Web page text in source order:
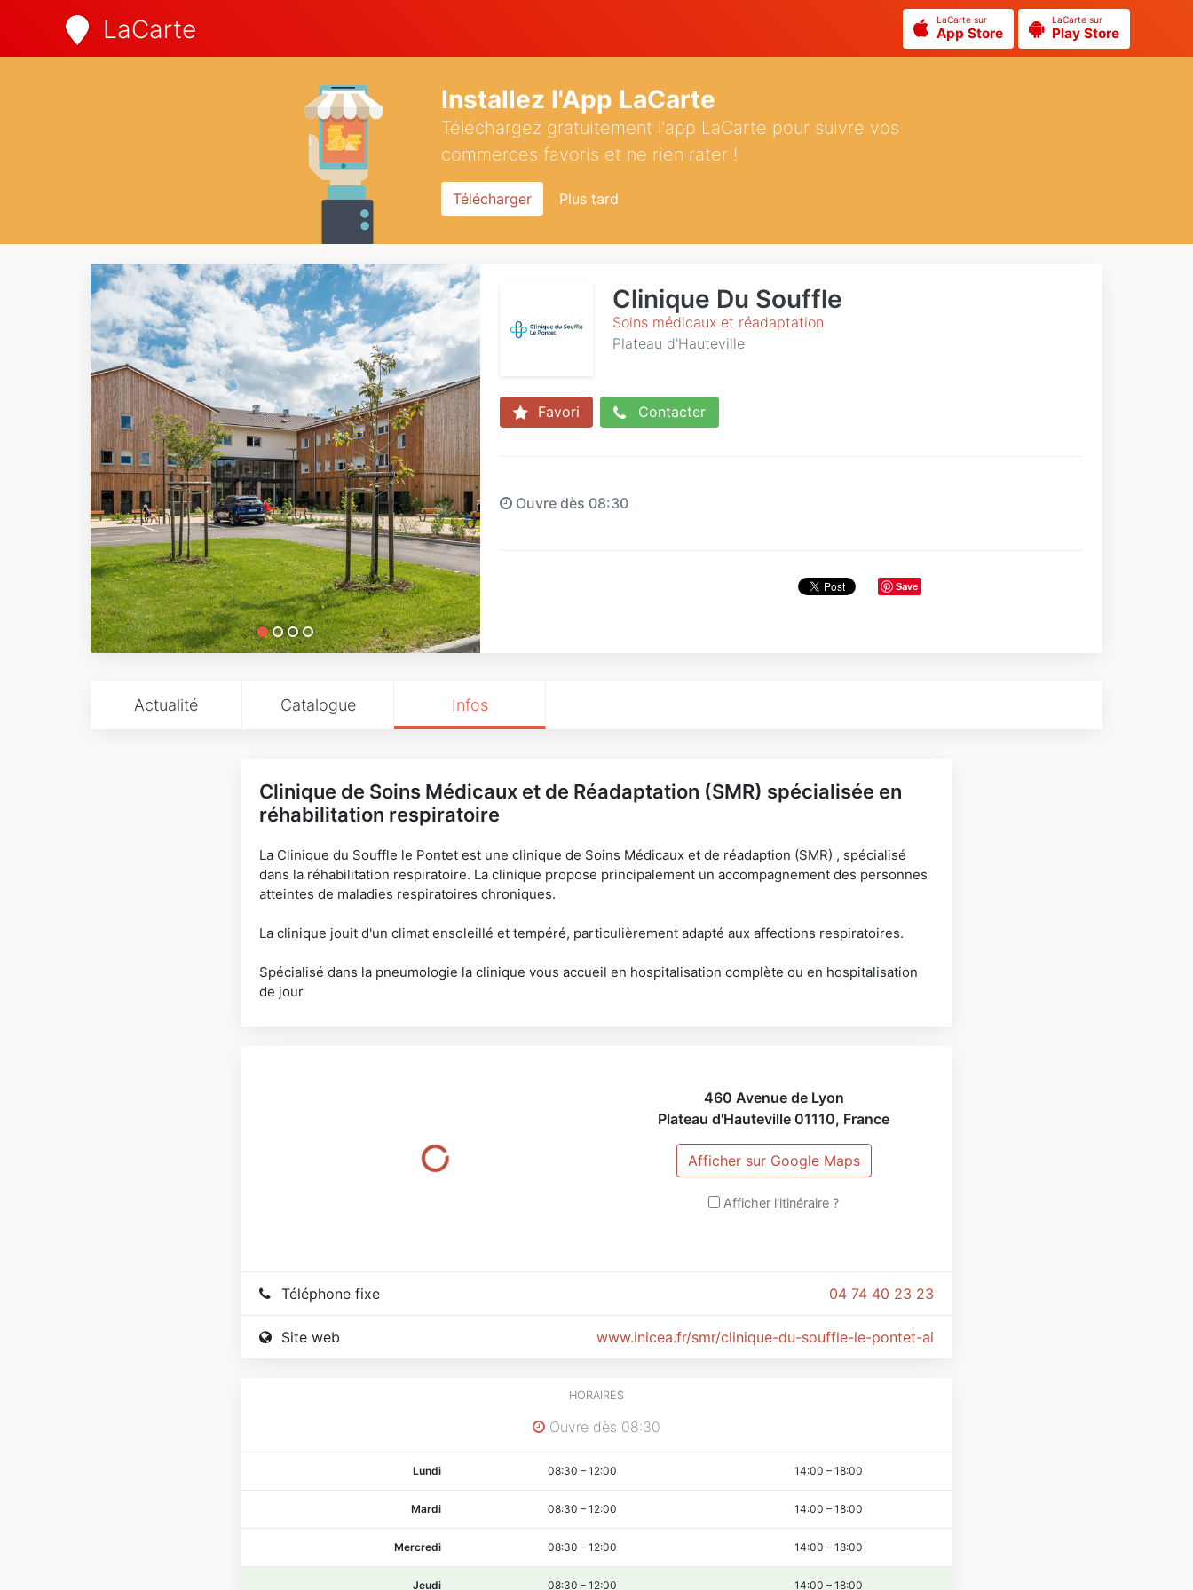
LaCarte LaCarte sur
App Store
LaCarte sur
Play Store
Installez l'App LaCarte
Téléchargez gratuitement l'app LaCarte pour suivre vos
commerces favoris et ne rien rater !
Télécharger Plus tard
Clinique Du Souffle
Soins médicaux et réadaptation
Plateau d'Hauteville
Favori Contacter
Ouvre dès 08:30
Save
Actualité Catalogue Infos
Clinique de Soins Médicaux et de Réadaptation (SMR) spécialisée en
réhabilitation respiratoire
La Clinique du Souffle le Pontet est une clinique de Soins Médicaux et de réadaption (SMR) , spécialisé
dans la réhabilitation respiratoire. La clinique propose principalement un accompagnement des personnes
atteintes de maladies respiratoires chroniques.
La clinique jouit d'un climat ensoleillé et tempéré, particulièrement adapté aux affections respiratoires.
Spécialisé dans la pneumologie la clinique vous accueil en hospitalisation complète ou en hospitalisation
de jour
460 Avenue de Lyon
Plateau d'Hauteville 01110, France
Afficher sur Google Maps
Afficher l'itinéraire ?
04 74 40 23 23
Téléphone fixe
www.inicea.fr/smr/clinique-du-souffle-le-pontet-ain-01110
Site web
HORAIRES
Ouvre dès 08:30
Lundi 08:30 – 12:00 14:00 – 18:00
Mardi 08:30 – 12:00 14:00 – 18:00
Mercredi 08:30 – 12:00 14:00 – 18:00
Jeudi 08:30 – 12:00 14:00 – 18:00